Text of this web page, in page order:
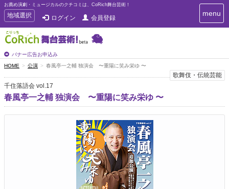
お薦め演劇・ミュージカルのクチコミは、CoRich舞台芸術！
T
o
g
g
e
n
a
v
i
g
地域選択 ログイン 会員登録
バナー広告お申込み
T
o
n
i
g
menu
HOME 公演 春風亭一之輔 独演会 〜重陽に笑み栄ゆ 〜
歌舞伎・伝統芸能
千住落語会 vol.17
春風亭一之輔 独演会 〜重陽に笑み栄ゆ 〜